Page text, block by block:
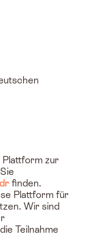
Plattform zur
finden.
Plattform für
Wir sind
Teilnahme